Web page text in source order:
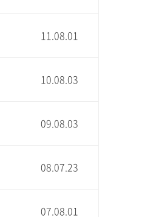
11.08.01
10.08.03
09.08.03
08.07.23
07.08.01